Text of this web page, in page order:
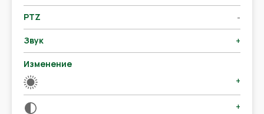
PTZ -
Звук +
Изменение
+
+